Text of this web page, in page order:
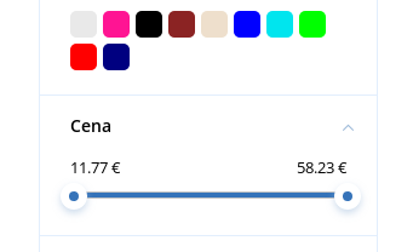
Cena
11.77 € 58.23 €